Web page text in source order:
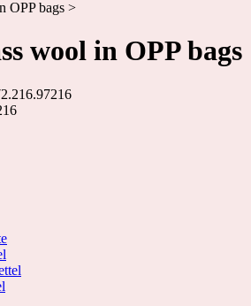
wool in OPP bags